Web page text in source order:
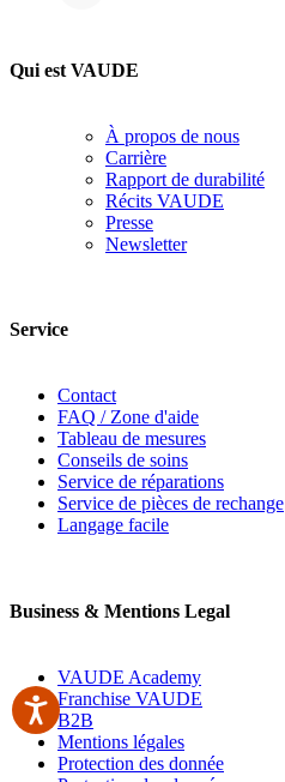
Qui est VAUDE
À propos de nous
Carrière
Rapport de durabilité
Récits VAUDE
Presse
Newsletter
Service
Contact
FAQ / Zone d'aide
Tableau de mesures
Conseils de soins
Service de réparations
Service de pièces de rechange
Langage facile
Business & Mentions Legal
VAUDE Academy
Franchise VAUDE
B2B
Mentions légales
Protection des donnée